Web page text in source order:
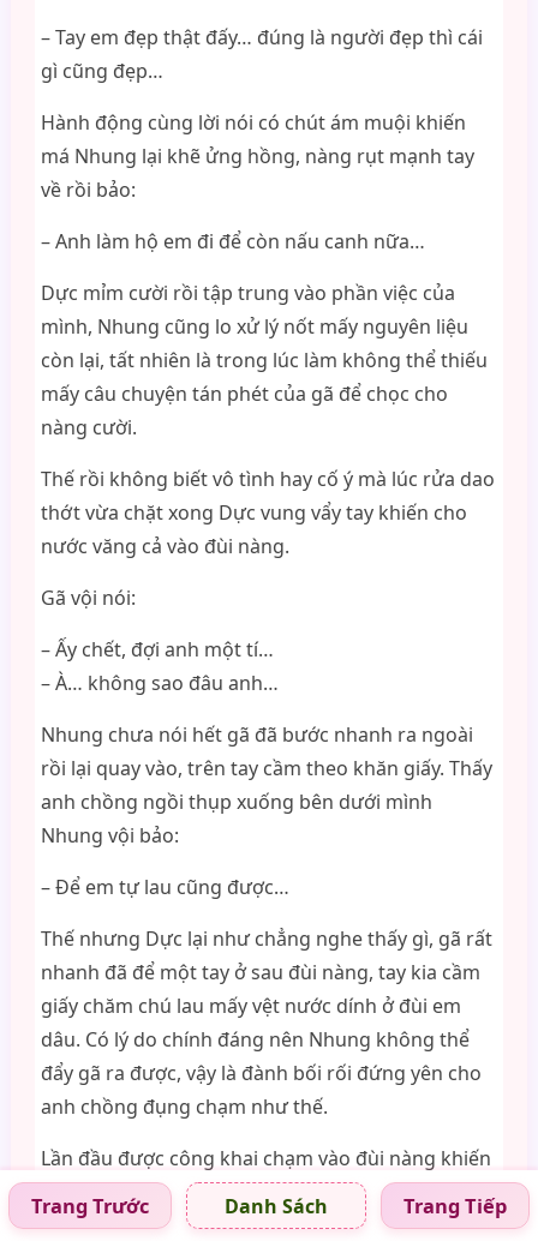
– Tay em đẹp thật đấy… đúng là người đẹp thì cái
gì cũng đẹp…
Hành động cùng lời nói có chút ám muội khiến
má Nhung lại khẽ ửng hồng, nàng rụt mạnh tay
về rồi bảo:
– Anh làm hộ em đi để còn nấu canh nữa…
Dực mỉm cười rồi tập trung vào phần việc của
mình, Nhung cũng lo xử lý nốt mấy nguyên liệu
còn lại, tất nhiên là trong lúc làm không thể thiếu
mấy câu chuyện tán phét của gã để chọc cho
nàng cười.
Thế rồi không biết vô tình hay cố ý mà lúc rửa dao
thớt vừa chặt xong Dực vung vẩy tay khiến cho
nước văng cả vào đùi nàng.
Gã vội nói:
– Ấy chết, đợi anh một tí…
– À… không sao đâu anh…
Nhung chưa nói hết gã đã bước nhanh ra ngoài
rồi lại quay vào, trên tay cầm theo khăn giấy. Thấy
anh chồng ngồi thụp xuống bên dưới mình
Nhung vội bảo:
– Để em tự lau cũng được…
Thế nhưng Dực lại như chẳng nghe thấy gì, gã rất
nhanh đã để một tay ở sau đùi nàng, tay kia cầm
giấy chăm chú lau mấy vệt nước dính ở đùi em
dâu. Có lý do chính đáng nên Nhung không thể
đẩy gã ra được, vậy là đành bối rối đứng yên cho
anh chồng đụng chạm như thế.
Lần đầu được công khai chạm vào đùi nàng khiến
Dực cố ý làm thật chậm rãi, mắt mở to hết cỡ
ngắm nhìn từng milimet da thịt trắng nõn của em
Trang Trước Danh Sách Trang Tiếp